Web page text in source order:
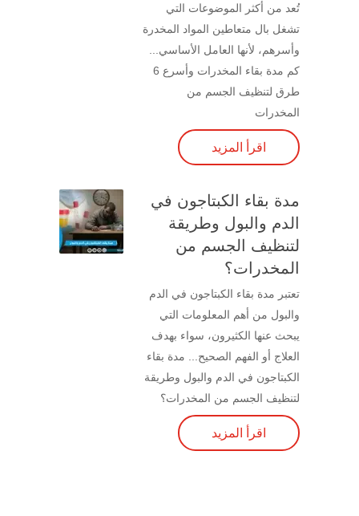
تُعد من أكثر الموضوعات التي
تشغل بال متعاطين المواد المخدرة
وأسرهم، لأنها العامل الأساسي...
كم مدة بقاء المخدرات وأسرع 6
طرق لتنظيف الجسم من
المخدرات
اقرأ المزيد
مدة بقاء الكبتاجون في
الدم والبول وطريقة
لتنظيف الجسم من
المخدرات؟
تعتبر مدة بقاء الكبتاجون في الدم
والبول من أهم المعلومات التي
يبحث عنها الكثيرون، سواء بهدف
العلاج أو الفهم الصحيح... مدة بقاء
الكبتاجون في الدم والبول وطريقة
لتنظيف الجسم من المخدرات؟
اقرأ المزيد